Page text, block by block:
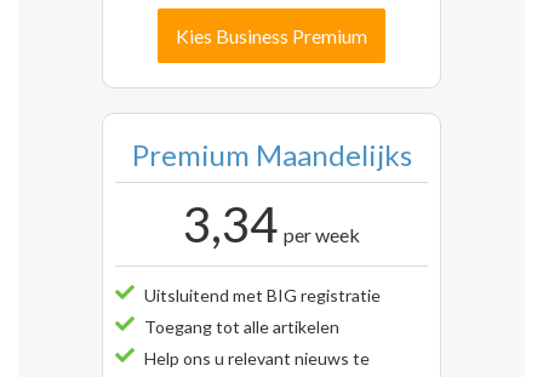
Kies Business Premium
Premium Maandelijks
3,34 per week
Uitsluitend met BIG registratie
Toegang tot alle artikelen
Help ons u relevant nieuws te